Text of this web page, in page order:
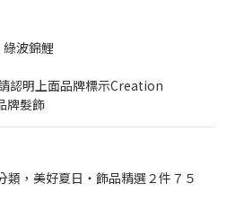
波錦鯉
認明上面品牌標示Creation
牌髮飾
類，美好夏日‧飾品精選２件７５